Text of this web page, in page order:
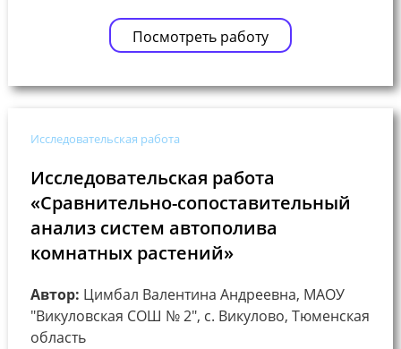
Посмотреть работу
Исследовательская работа
Исследовательская работа
«Сравнительно-сопоставительный
анализ систем автополива
комнатных растений»
Автор: Цимбал Валентина Андреевна, МАОУ
"Викуловская СОШ № 2", с. Викулово, Тюменская
область